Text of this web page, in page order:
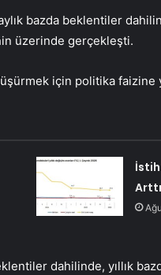
bazda beklentiler
üzerinde gerçekleşti.
için politika faizine
Arttı
dahilinde, yıllık